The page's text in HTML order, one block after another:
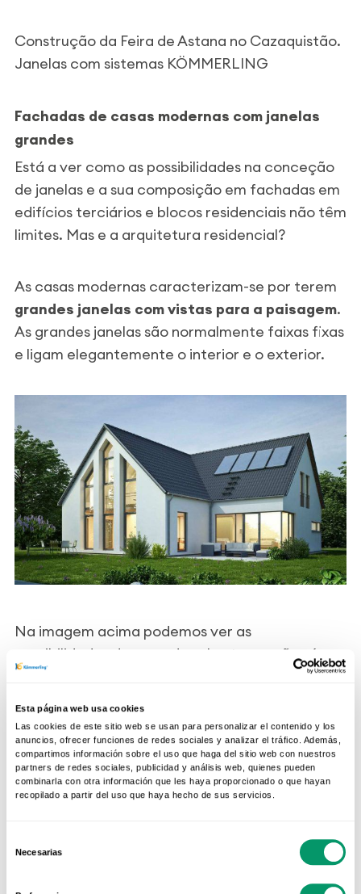
Esta página web usa cookies
Las cookies de este sitio web se usan para personalizar el contenido y los
anuncios, ofrecer funciones de redes sociales y analizar el tráfico. Además,
compartimos información sobre el uso que haga del sitio web con nuestros
partners de redes sociales, publicidad y análisis web, quienes pueden
combinarla con otra información que les haya proporcionado o que hayan
recopilado a partir del uso que haya hecho de sus servicios.
de
Necesarias
Construção da Feira de Astana no Cazaquistão.
Janelas com sistemas KÖMMERLING
Fachadas de casas modernas com janelas
grandes
Está a ver como as possibilidades na conceção
de janelas e a sua composição em fachadas em
edifícios terciários e blocos residenciais não têm
limites. Mas e a arquitetura residencial?
As casas modernas caracterizam-se por terem
grandes janelas com vistas para a paisagem.
As grandes janelas são normalmente faixas fixas
e ligam elegantemente o interior e o exterior.
Na imagem acima podemos ver as
possibilidades das grandes aberturas, não só
com elementos fixos, mas também com
elementos deslizantes. Na KÖMMERLING temos
uma ampla gama de possibilidades de janelas
tanto fixas como praticáveis, incluindo, por
exemplo, as corrediças elevadoras
PREMIDOOR76.